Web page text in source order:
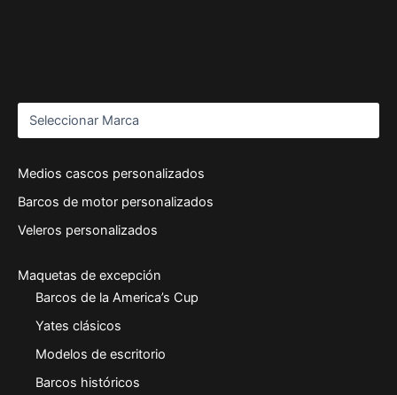
Medios cascos personalizados
Barcos de motor personalizados
Veleros personalizados
Maquetas de excepción
Barcos de la America’s Cup
Yates clásicos
Modelos de escritorio
Barcos históricos